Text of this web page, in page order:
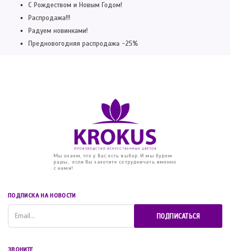
С Рождеством и Новым Годом!
Распродажа!!!
Радуем новинками!
Предновогодняя распродажа -25%
Мы знаем, что у Вас есть выбор. И мы будем
рады, если Вы захотите сотрудничать именно
с нами!
ПОДПИСКА НА НОВОСТИ
ПОДПИСАТЬСЯ
ЗВОНИТЕ